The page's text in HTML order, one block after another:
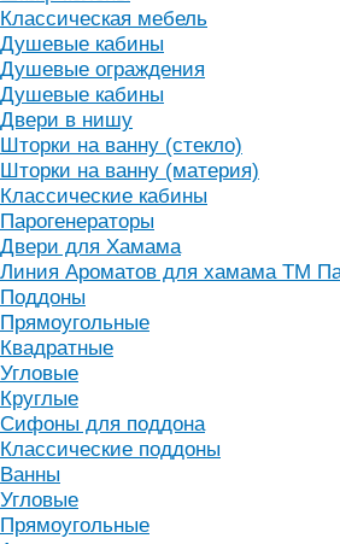
Классическая мебель
Душевые кабины
Душевые ограждения
Душевые кабины
Двери в нишу
Шторки на ванну (стекло)
Шторки на ванну (материя)
Классические кабины
Парогенераторы
Двери для Хамама
Линия Ароматов для хамама ТМ
Поддоны
Прямоугольные
Квадратные
Угловые
Круглые
Сифоны для поддона
Классические поддоны
Ванны
Угловые
Прямоугольные